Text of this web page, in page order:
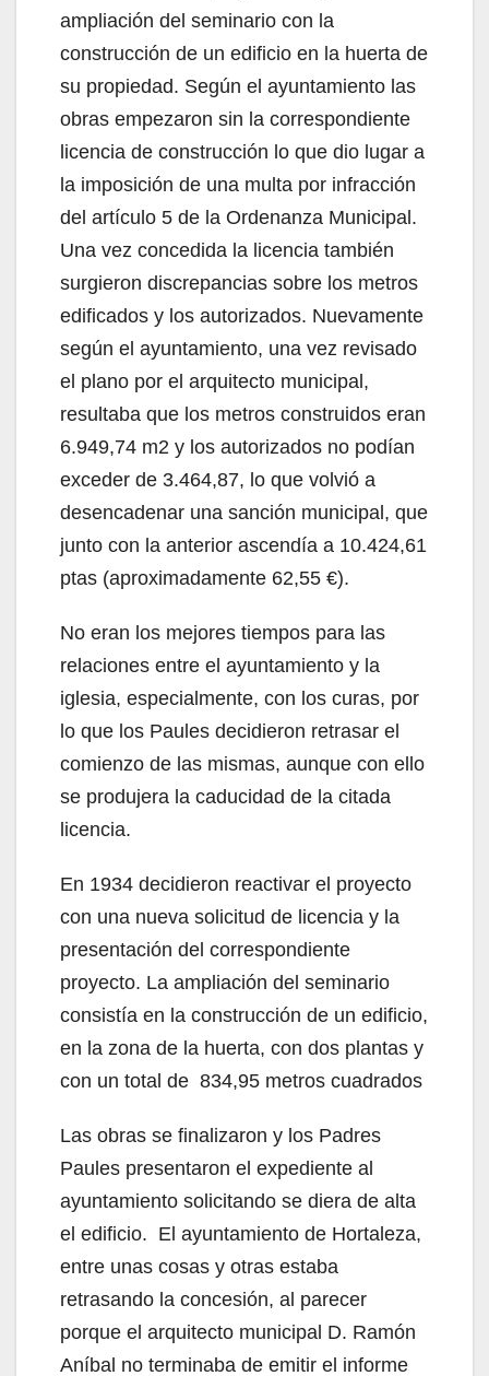
ampliación del seminario con la
construcción de un edificio en la huerta de
su propiedad. Según el ayuntamiento las
obras empezaron sin la correspondiente
licencia de construcción lo que dio lugar a
la imposición de una multa por infracción
del artículo 5 de la Ordenanza Municipal.
Una vez concedida la licencia también
surgieron discrepancias sobre los metros
edificados y los autorizados. Nuevamente
según el ayuntamiento, una vez revisado
el plano por el arquitecto municipal,
resultaba que los metros construidos eran
6.949,74 m2 y los autorizados no podían
exceder de 3.464,87, lo que volvió a
desencadenar una sanción municipal, que
junto con la anterior ascendía a 10.424,61
ptas (aproximadamente 62,55 €).
No eran los mejores tiempos para las
relaciones entre el ayuntamiento y la
iglesia, especialmente, con los curas, por
lo que los Paules decidieron retrasar el
comienzo de las mismas, aunque con ello
se produjera la caducidad de la citada
licencia.
En 1934 decidieron reactivar el proyecto
con una nueva solicitud de licencia y la
presentación del correspondiente
proyecto. La ampliación del seminario
consistía en la construcción de un edificio,
en la zona de la huerta, con dos plantas y
con un total de 834,95 metros cuadrados
Las obras se finalizaron y los Padres
Paules presentaron el expediente al
ayuntamiento solicitando se diera de alta
el edificio. El ayuntamiento de Hortaleza,
entre unas cosas y otras estaba
retrasando la concesión, al parecer
porque el arquitecto municipal D. Ramón
Aníbal no terminaba de emitir el informe